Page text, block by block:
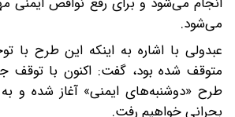
می‌شود.
عبدولی با اشاره به اینکه این طرح با
متوقف شده بود، گفت: اکنون با توقف
بحرانی خواهیم رفت.